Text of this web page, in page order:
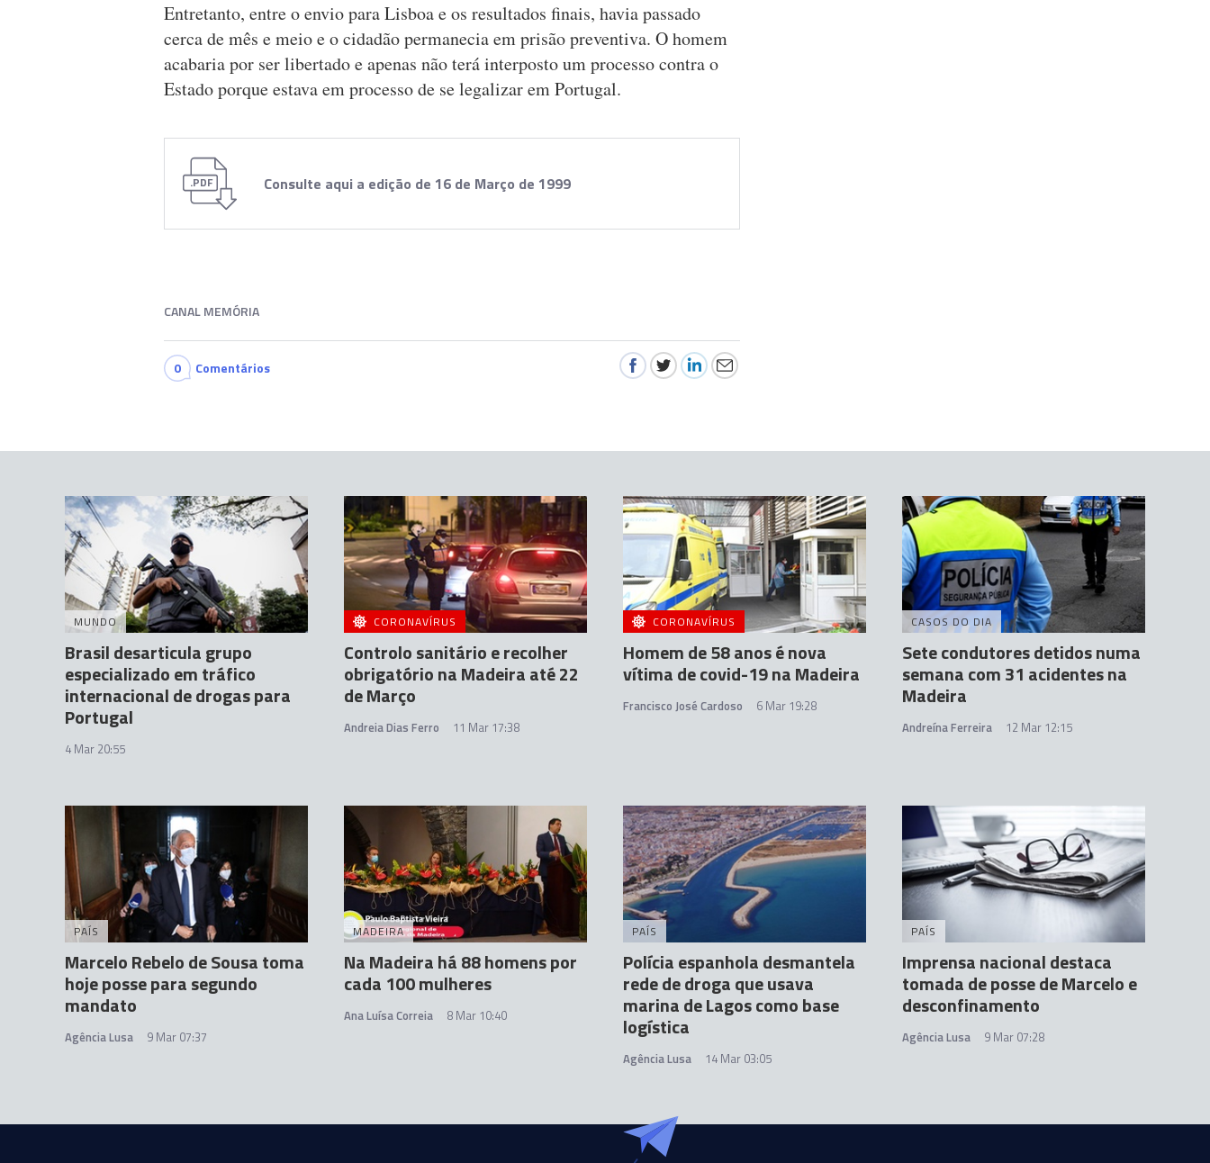
Entretanto, entre o envio para Lisboa e os resultados finais, havia passado
cerca de mês e meio e o cidadão permanecia em prisão preventiva. O homem
acabaria por ser libertado e apenas não terá interposto um processo contra o
Estado porque estava em processo de se legalizar em Portugal.
.PDF Consulte aqui a edição de 16 de Março de 1999
CANAL MEMÓRIA
0 Comentários
MUNDO
Brasil desarticula grupo
especializado em tráfico
internacional de drogas para
Portugal
4 Mar 20:55
CORONAVÍRUS
Controlo sanitário e recolher
obrigatório na Madeira até 22
de Março
Andreia Dias Ferro 11 Mar 17:38
CORONAVÍRUS
Homem de 58 anos é nova
vítima de covid-19 na Madeira
Francisco José Cardoso 6 Mar 19:28
CASOS DO DIA
Sete condutores detidos numa
semana com 31 acidentes na
Madeira
Andreína Ferreira 12 Mar 12:15
PAÍS
Marcelo Rebelo de Sousa toma
hoje posse para segundo
mandato
Agência Lusa 9 Mar 07:37
MADEIRA
Na Madeira há 88 homens por
cada 100 mulheres
Ana Luísa Correia 8 Mar 10:40
PAÍS
Polícia espanhola desmantela
rede de droga que usava
marina de Lagos como base
logística
Agência Lusa 14 Mar 03:05
PAÍS
Imprensa nacional destaca
tomada de posse de Marcelo e
desconfinamento
Agência Lusa 9 Mar 07:28